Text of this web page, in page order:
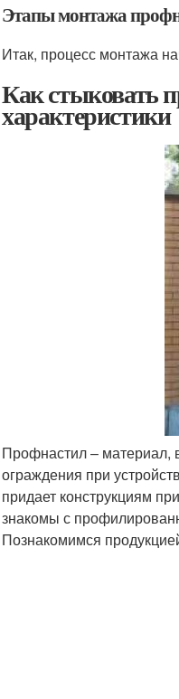
Этапы монтажа
Итак, процесс монтажа
Как стыковать
характеристики
Профнастил – материал,
ограждения при
придает конструкциям
знакомы с
Познакомимся